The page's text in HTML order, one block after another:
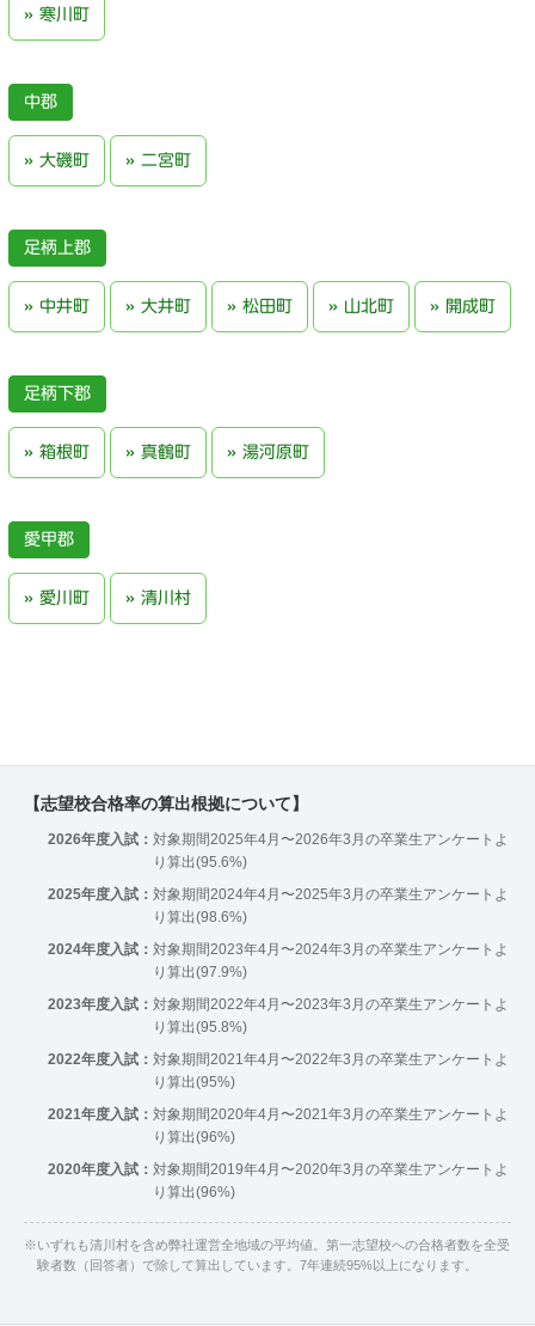
寒川町
中郡
大磯町 二宮町
足柄上郡
中井町 大井町 松田町 山北町 開成町
足柄下郡
箱根町 真鶴町 湯河原町
愛甲郡
愛川町 清川村
【志望校合格率の算出根拠について】
2026年度入試： 対象期間2025年4月〜2026年3月の卒業生アンケートよ
り算出(95.6%)
2025年度入試： 対象期間2024年4月〜2025年3月の卒業生アンケートよ
り算出(98.6%)
2024年度入試： 対象期間2023年4月〜2024年3月の卒業生アンケートよ
り算出(97.9%)
2023年度入試： 対象期間2022年4月〜2023年3月の卒業生アンケートよ
り算出(95.8%)
2022年度入試： 対象期間2021年4月〜2022年3月の卒業生アンケートよ
り算出(95%)
2021年度入試： 対象期間2020年4月〜2021年3月の卒業生アンケートよ
り算出(96%)
2020年度入試： 対象期間2019年4月〜2020年3月の卒業生アンケートよ
り算出(96%)
※いずれも清川村を含め弊社運営全地域の平均値。第一志望校への合格者数を全受
験者数（回答者）で除して算出しています。7年連続95%以上になります。